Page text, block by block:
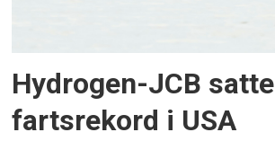
Hydrogen-JCB satte
fartsrekord i USA